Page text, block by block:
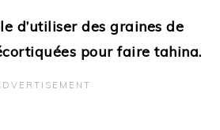
d’utiliser des graines de
pour faire tahina.